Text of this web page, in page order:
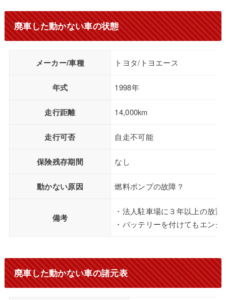
廃車した動かない車の状態
メーカー/車種 トヨタ/トヨエース
年式 1998年
走行距離 14,000km
走行可否 自走不可能
保険残存期間 なし
動かない原因 燃料ポンプの故障？
備考
・法人駐車場に３年以上の放置
・バッテリーを付けてもエンジ
廃車した動かない車の諸元表